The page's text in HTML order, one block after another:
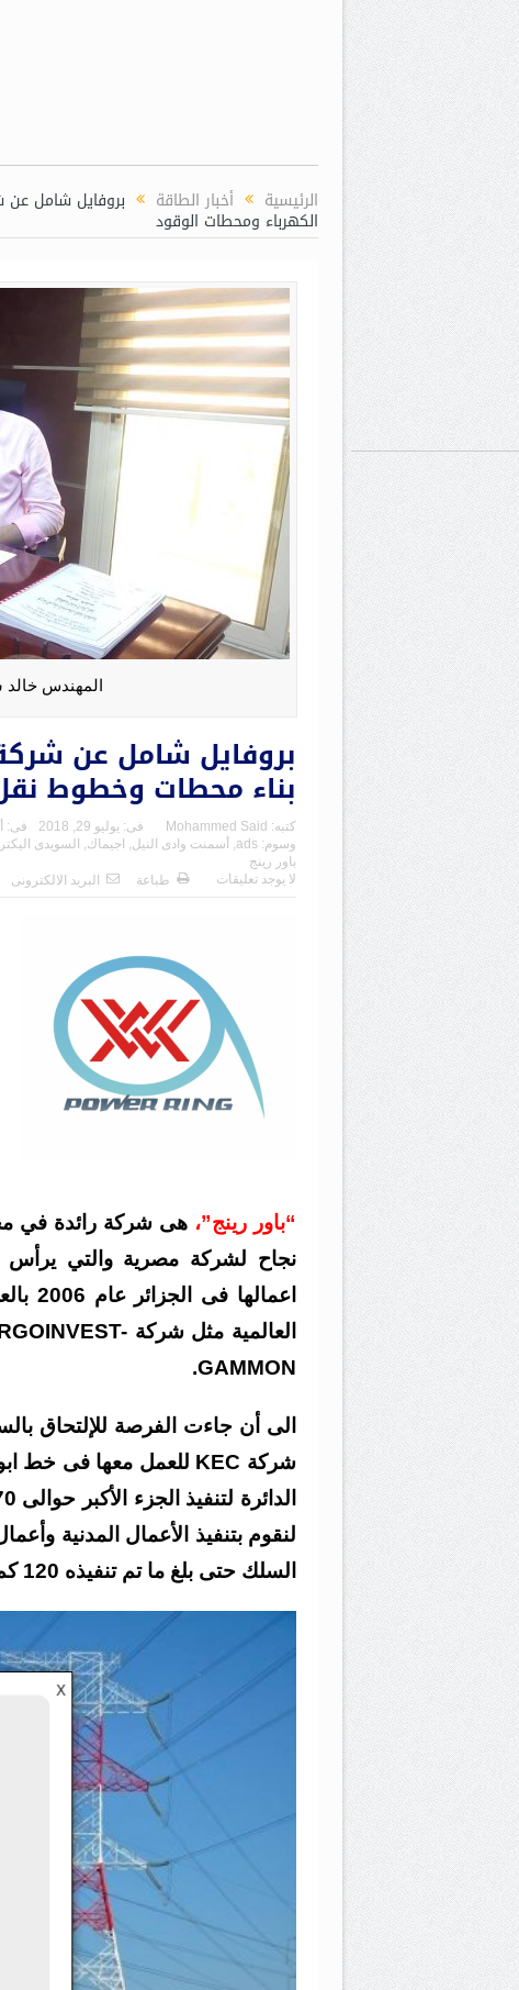
الرئيسية أخبار الطاقة بروفايل شامل
الكهرباء ومحطات الوقود
المهندس خالد
بروفايل شامل عن
بناء محطات وخطوط
كتبه: Mohammed Said فى: يوليو 29, 2018 فى:
وسوم: ads أسمنت وادى النيل اجيماك السويدى
باور رينج
لا يوجد تعليقات
طباعة البريد الالكترونى
“باور رينج”، هى شركة رائدة في
نجاح لشركة مصرية والتي
العالمية مثل شركة KALPATARU
GAMMON.
لنقوم بتنفيذ الأعمال المدنية
السلك حتى بلغ ما تم تنفيذه 120 كم من إجمالى الخط .
X